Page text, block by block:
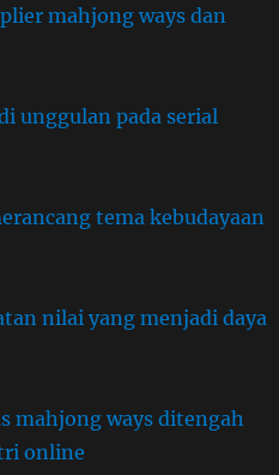
mahjong ways dan
unggulan pada serial
tema kebudayaan
nilai yang menjadi daya
mahjong ways ditengah
online